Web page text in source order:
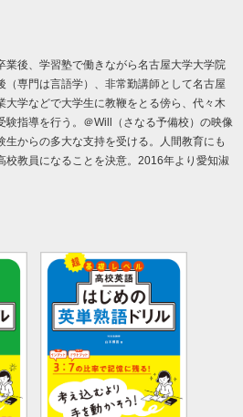
業後、学習塾で働きながら名古屋大学大学院
（専門は言語学）、非常勤講師として名古屋
大学などで大学生に教鞭をとる傍ら、代々木
験指導を行う。＠Will（さなる予備校）の映像
からの多大な支持を受ける。人間教育にも
校教員になることを決意。2016年より愛知淑